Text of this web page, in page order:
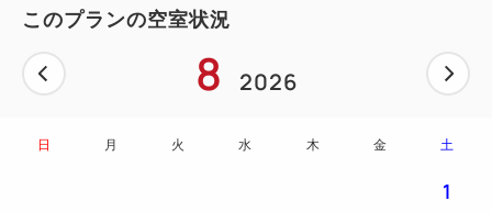
さらに、展示は館内にとどまらず、自然と一体となっ
た空間へと広がり、
箱根ならではの環境の中でアートを体感いただけま
この機会にしか出会えない、特別なひとときをお楽し
このプランの空室状況
8 2026
日 月 火 水 木 金 土
1